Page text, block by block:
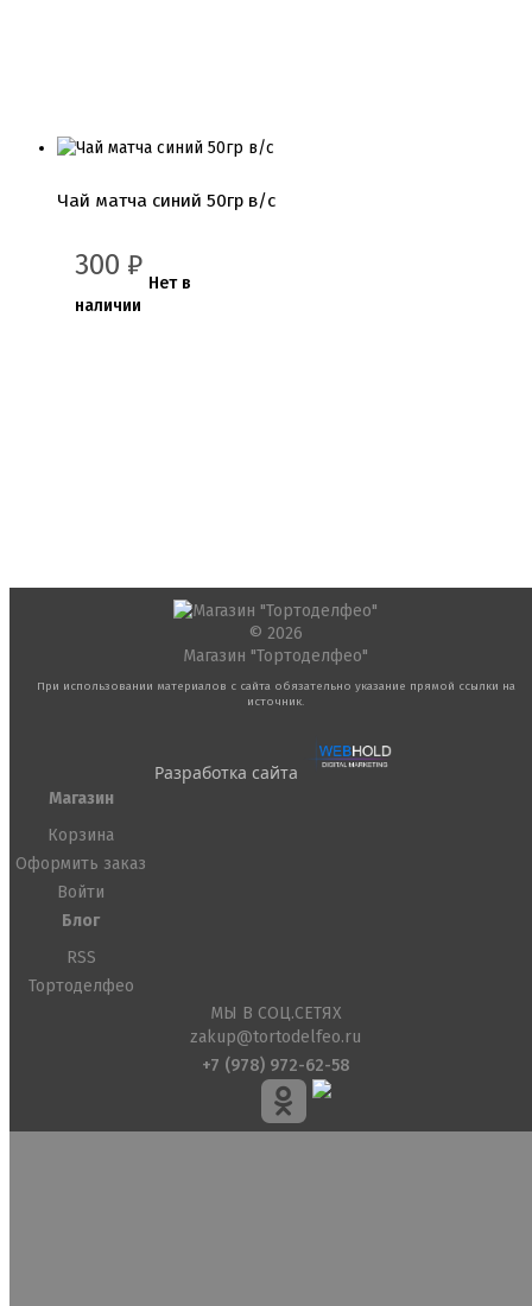
Чай матча синий 50гр в/с
300 ₽
Нет в
наличии
© 2026
Магазин "Тортоделфео"
При использовании материалов с сайта обязательно указание прямой ссылки на
источник.
Разработка сайта
Магазин
Корзина
Оформить заказ
Войти
Блог
RSS
Тортоделфео
МЫ В СОЦ.СЕТЯХ
zakup@tortodelfeo.ru
+7 (978) 972-62-58